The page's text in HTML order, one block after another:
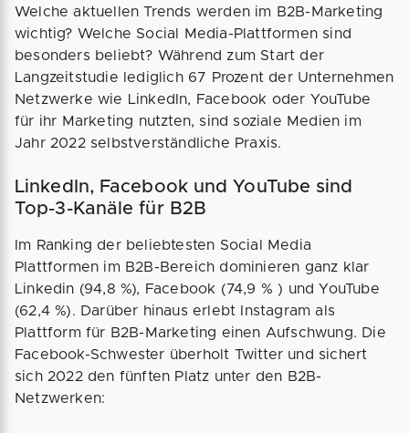
Welche aktuellen Trends werden im B2B-Marketing
wichtig? Welche Social Media-Plattformen sind
besonders beliebt? Während zum Start der
Langzeitstudie lediglich 67 Prozent der Unternehmen
Netzwerke wie LinkedIn, Facebook oder YouTube
für ihr Marketing nutzten, sind soziale Medien im
Jahr 2022 selbstverständliche Praxis.
LinkedIn, Facebook und YouTube sind
Top-3-Kanäle für B2B
Im Ranking der beliebtesten Social Media
Plattformen im B2B-Bereich dominieren ganz klar
Linkedin (94,8 %), Facebook (74,9 % ) und YouTube
(62,4 %). Darüber hinaus erlebt Instagram als
Plattform für B2B-Marketing einen Aufschwung. Die
Facebook-Schwester überholt Twitter und sichert
sich 2022 den fünften Platz unter den B2B-
Netzwerken: